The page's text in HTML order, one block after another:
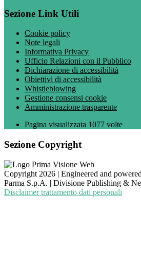
Sezione Link Utili
Cookie policy
Note legali
Informativa Privacy
Ufficio Relazioni con il Pubblico
Dichiarazione di accessibilità
Obiettivi di accessibilità
Whistleblowing
Gestione consensi cookie
Amministrazione trasparente
Pagina visualizzata 1077 volte
Sezione Copyright
Copyright 2026 | Engineered and
Parma S.p.A. | Divisione Publishing &
Disclaimer trattamento dati personali